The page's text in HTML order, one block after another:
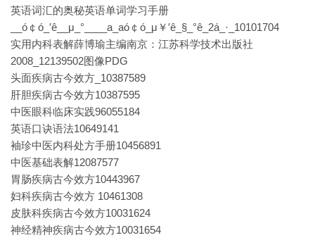
英语词汇的奥秘英语单词学习手册
__ó￠ó_′ê__μ_°____a_aó￠ó_μ￥′ê_§_°ê_2á_·_10101704
实用内科表解薛博瑜主编南京：江苏科学技术出版社
2008_12139502图像PDG
头面疾病古今效方_10387589
肝胆疾病古今效方10387595
中医眼科临床实践96055184
英语口诀语法10649141
袖珍中医内科处方手册10456891
中医基础表解12087577
胃肠疾病古今效方10443967
妇科疾病古今效方 10461308
皮肤科疾病古今效方10031624
神经精神疾病古今效方10031654